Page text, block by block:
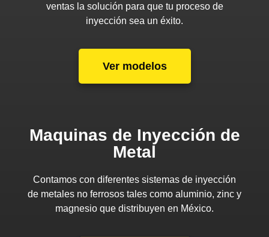
ventas la solución para que tu proceso de
inyección sea un éxito.
Ver modelos
Maquinas de Inyección de
Metal
Contamos con diferentes sistemas de inyección
de metales no ferrosos tales como aluminio, zinc y
magnesio que distribuyen en México.